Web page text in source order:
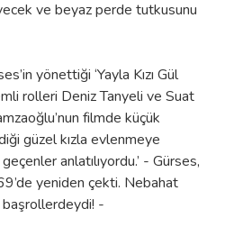
ve beyaz perde tutkusunu
yönettiği ‘Yayla Kızı Gül
rolleri Deniz Tanyeli ve Suat
filmde küçük
güzel kızla evlenmeye
anlatılıyordu.’ - Gürses,
yeniden çekti. Nebahat
-